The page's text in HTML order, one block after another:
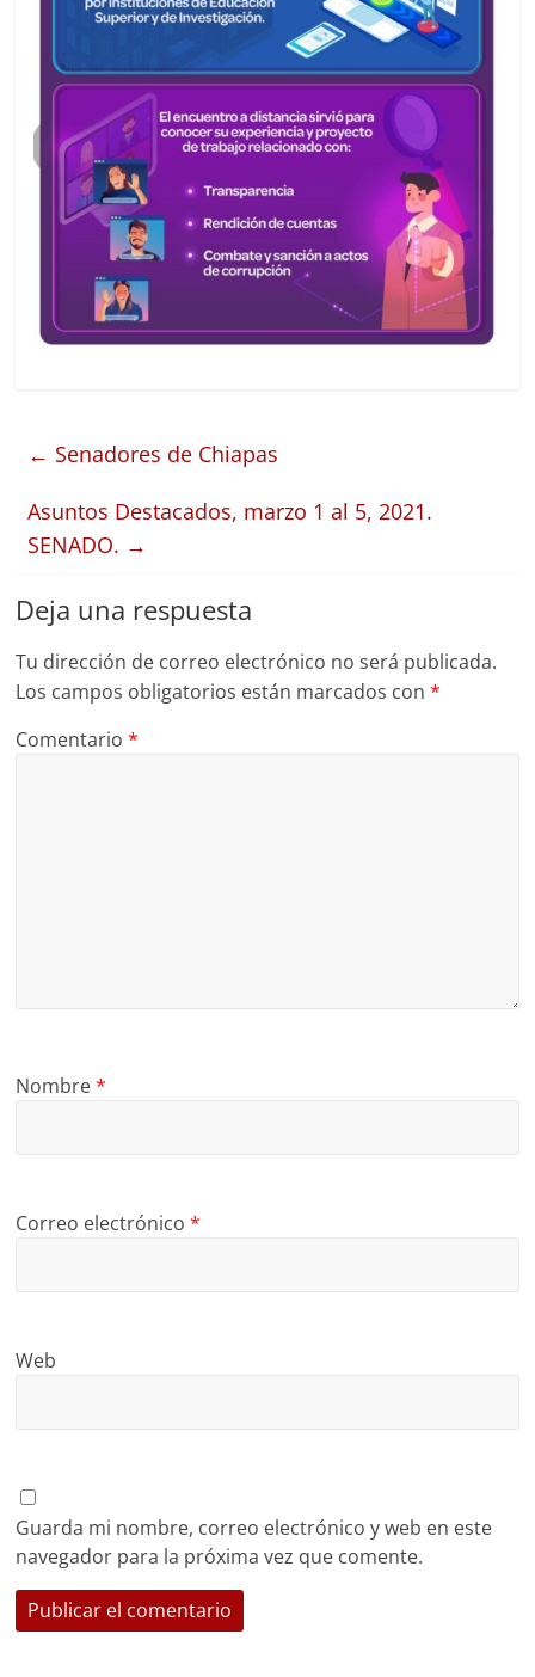
← Senadores de Chiapas
Asuntos Destacados, marzo 1 al 5, 2021.
SENADO. →
Deja una respuesta
Tu dirección de correo electrónico no será publicada.
Los campos obligatorios están marcados con*
Comentario*
Nombre*
Correo electrónico*
Web
Guarda mi nombre, correo electrónico y web en este
navegador para la próxima vez que comente.